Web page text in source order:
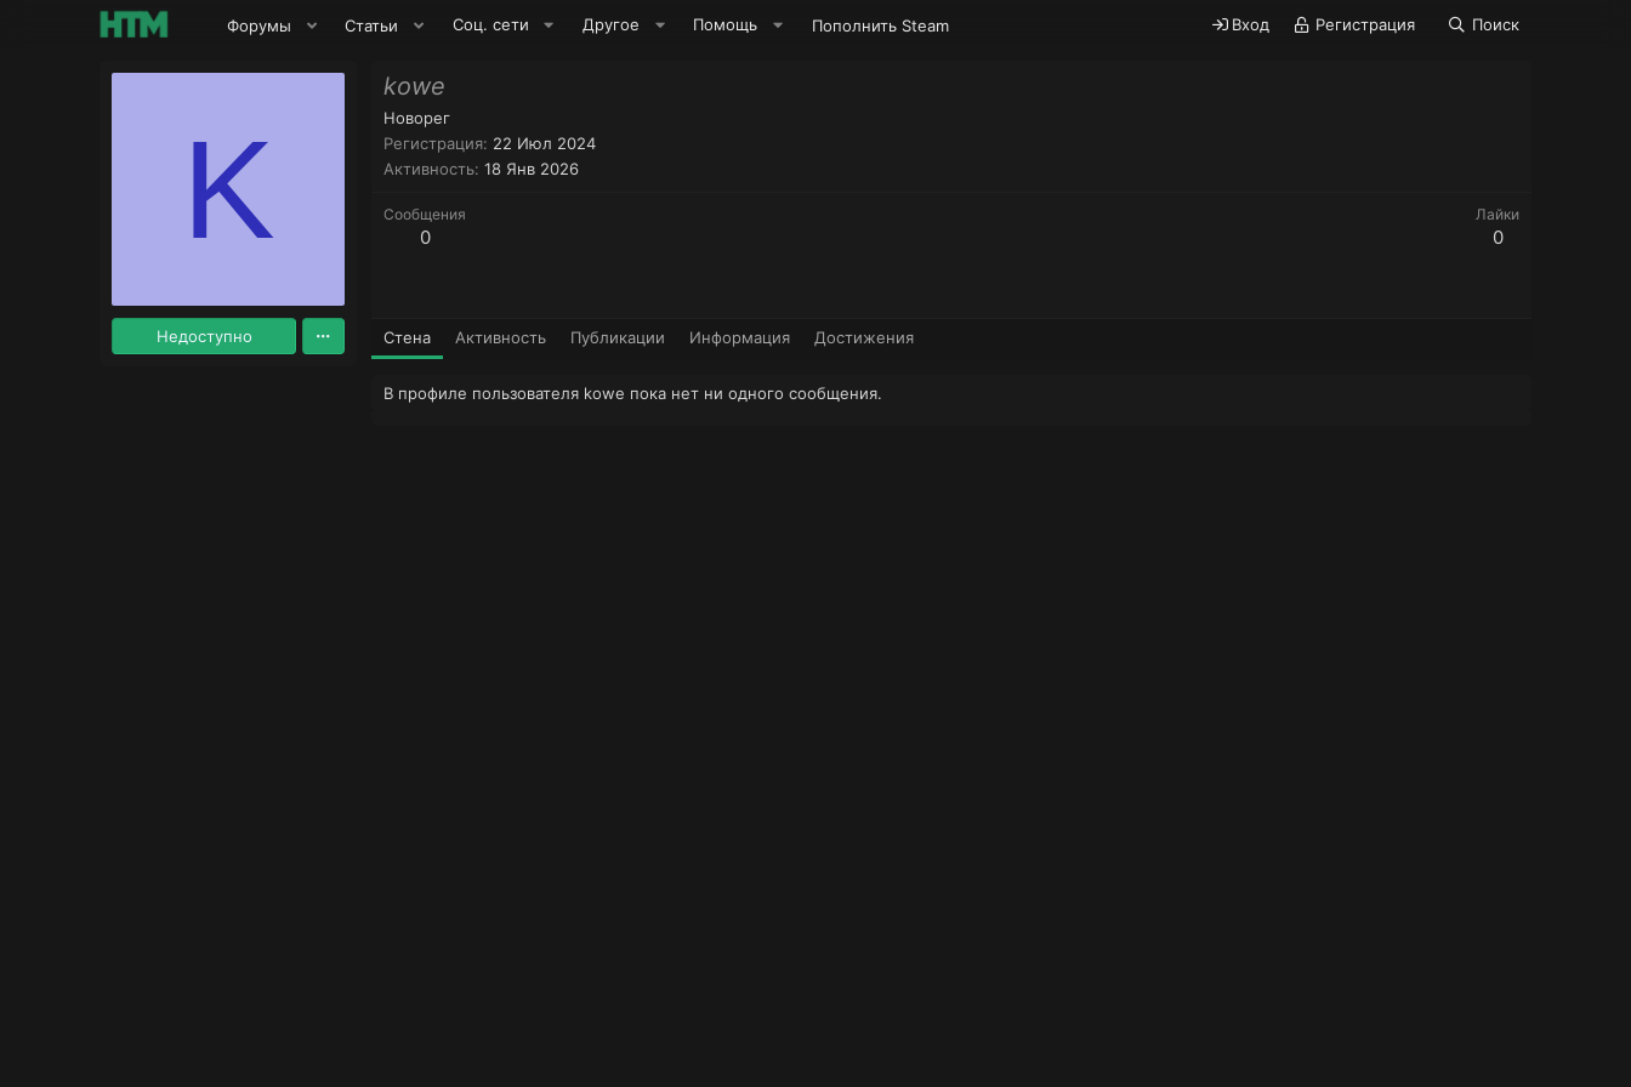
Форумы Статьи Соц. сети Другое Помощь Пополнить Steam Вход Регистрация Поиск
K
Недоступно
kowe
Новорег
Регистрация 22 Июл 2024
Активность 18 Янв 2026
Сообщения
0
Лайки
0
Стена Активность Публикации Информация Достижения
В профиле пользователя kowe пока нет ни одного сообщения.